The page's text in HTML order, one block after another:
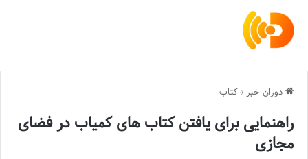
دوران خبر »کتاب
راهنمایی برای یافتن کتاب های کمیاب در فضای
مجازی